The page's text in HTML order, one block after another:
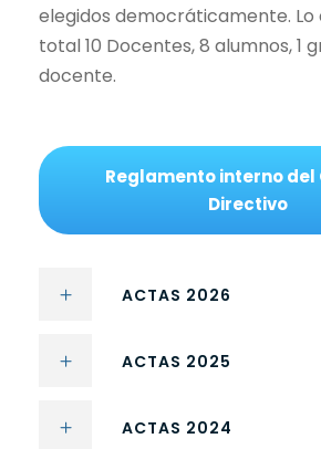
elegidos democráticamente.
total 10 Docentes, 8 alumnos, 1
docente.
Reglamento interno del
Directivo
ACTAS 2026
ACTAS 2025
ACTAS 2024